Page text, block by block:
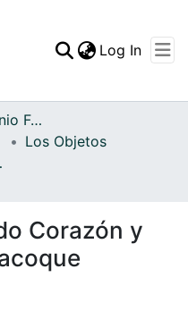
Statistics
Log In
Archivo del Patrimonio Fotográfico y Fílmico del Valle del Cauca
Los Objetos
Corazón y